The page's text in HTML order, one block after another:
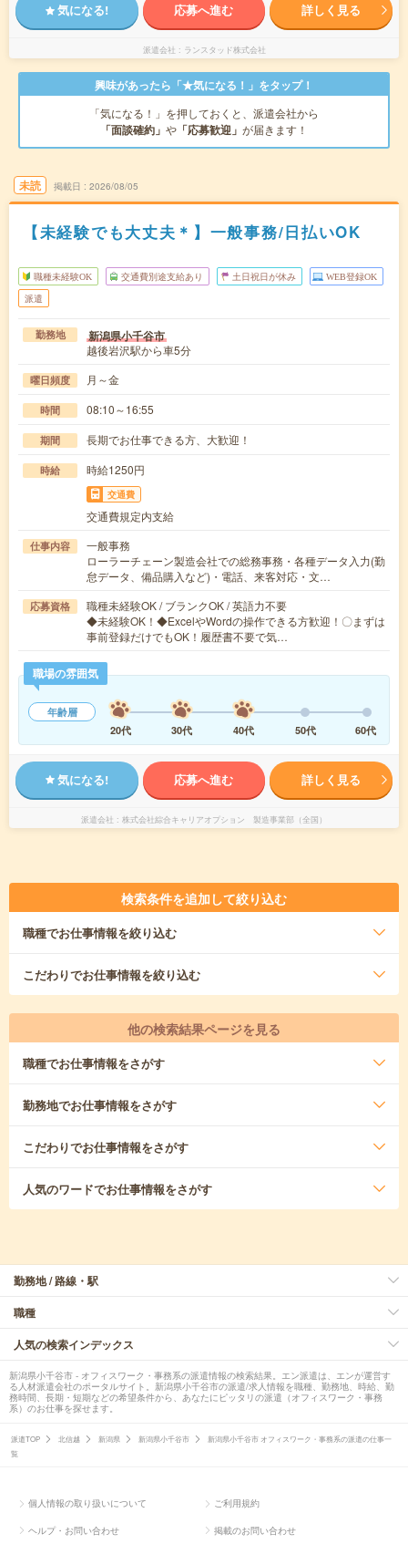
気になる! 応募へ進む 詳しく見る
派遣会社 ランスタッド株式会社
興味があったら「★気になる！」をタップ！
「気になる！」を押しておくと、派遣会社から
「面談確約」 や 「応募歓迎」 が届きます！
未読 掲載日 2026/08/05
【未経験でも大丈夫＊】一般事務/日払いOK
職種未経験OK 交通費別途支給あり 土日祝日が休み WEB登録OK
派遣
勤務地 新潟県小千谷市
越後岩沢駅から車5分
曜日頻度 月～金
時間 08:10～16:55
期間 長期でお仕事できる方、大歓迎！
時給 時給1250円
交通費
交通費規定内支給
仕事内容
一般事務
ローラーチェーン製造会社での総務事務・各種データ入力(勤
怠データ、備品購入など)・電話、来客対応・文…
応募資格
職種未経験OK / ブランクOK / 英語力不要
◆未経験OK！◆ExcelやWordの操作できる方歓迎！〇まずは
事前登録だけでもOK！履歴書不要で気…
職場の雰囲気
年齢層
20代
30代 40代 50代 60代
気になる! 応募へ進む 詳しく見る
派遣会社 株式会社綜合キャリアオプション 製造事業部（全国）
検索条件を追加して絞り込む
職種でお仕事情報を絞り込む
こだわりでお仕事情報を絞り込む
他の検索結果ページを見る
職種でお仕事情報をさがす
勤務地でお仕事情報をさがす
こだわりでお仕事情報をさがす
人気のワードでお仕事情報をさがす
勤務地 / 路線・駅
職種
人気の検索インデックス
新潟県小千谷市 - オフィスワーク・事務系の派遣情報の検索結果。エン派遣は、エンが運営す
る人材派遣会社のポータルサイト。新潟県小千谷市の派遣/求人情報を職種、勤務地、時給、勤
務時間、長期・短期などの希望条件から、あなたにピッタリの派遣（オフィスワーク・事務
系）のお仕事を探せます。
派遣TOP 北信越 新潟県 新潟県小千谷市
新潟県小千谷市 オフィスワーク・事務系の派遣の仕事一
覧
個人情報の取り扱いについて ご利用規約
ヘルプ・お問い合わせ 掲載のお問い合わせ